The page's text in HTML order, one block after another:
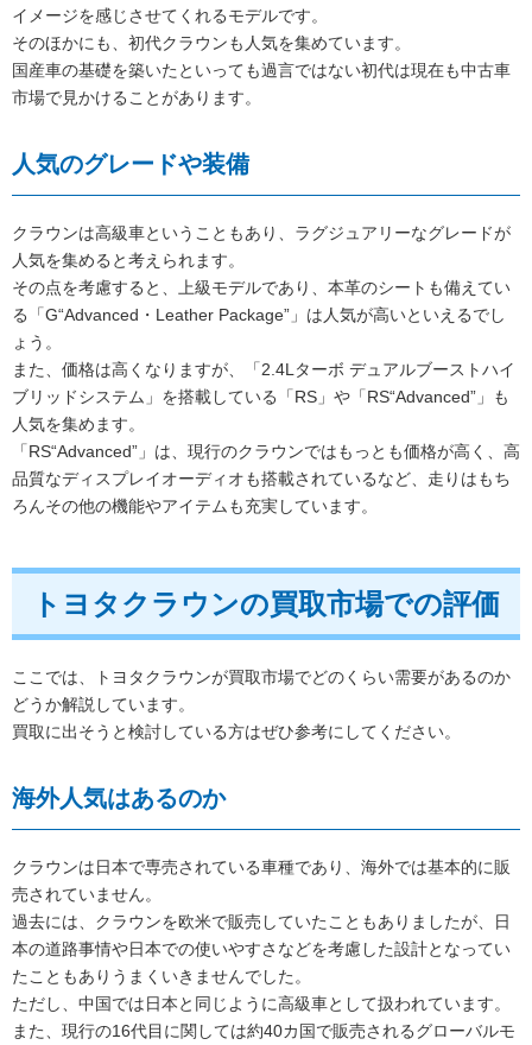
イメージを感じさせてくれるモデルです。
そのほかにも、初代クラウンも人気を集めています。
国産車の基礎を築いたといっても過言ではない初代は現在も中古車
市場で見かけることがあります。
人気のグレードや装備
クラウンは高級車ということもあり、ラグジュアリーなグレードが
人気を集めると考えられます。
その点を考慮すると、上級モデルであり、本革のシートも備えてい
る「G“Advanced・Leather Package”」は人気が高いといえるでし
ょう。
また、価格は高くなりますが、「2.4Lターボ デュアルブーストハイ
ブリッドシステム」を搭載している「RS」や「RS“Advanced”」も
人気を集めます。
「RS“Advanced”」は、現行のクラウンではもっとも価格が高く、高
品質なディスプレイオーディオも搭載されているなど、走りはもち
ろんその他の機能やアイテムも充実しています。
トヨタクラウンの買取市場での評価
ここでは、トヨタクラウンが買取市場でどのくらい需要があるのか
どうか解説しています。
買取に出そうと検討している方はぜひ参考にしてください。
海外人気はあるのか
クラウンは日本で専売されている車種であり、海外では基本的に販
売されていません。
過去には、クラウンを欧米で販売していたこともありましたが、日
本の道路事情や日本での使いやすさなどを考慮した設計となってい
たこともありうまくいきませんでした。
ただし、中国では日本と同じように高級車として扱われています。
また、現行の16代目に関しては約40カ国で販売されるグローバルモ